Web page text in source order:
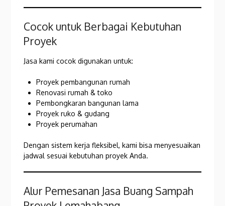
Cocok untuk Berbagai Kebutuhan
Proyek
Jasa kami cocok digunakan untuk:
Proyek pembangunan rumah
Renovasi rumah & toko
Pembongkaran bangunan lama
Proyek ruko & gudang
Proyek perumahan
Dengan sistem kerja fleksibel, kami bisa menyesuaikan
jadwal sesuai kebutuhan proyek Anda.
Alur Pemesanan Jasa Buang Sampah